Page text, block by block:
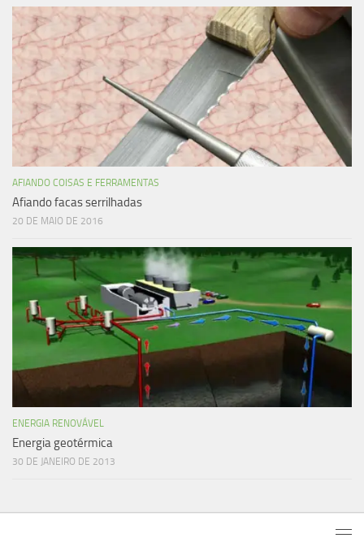
AFIANDO COISAS E FERRAMENTAS
Afiando facas serrilhadas
20 DE MAIO DE 2016
ENERGIA RENOVÁVEL
Energia geotérmica
30 DE JANEIRO DE 2013